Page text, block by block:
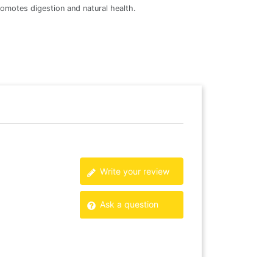
digestion and natural health.
Write your review
Ask a question